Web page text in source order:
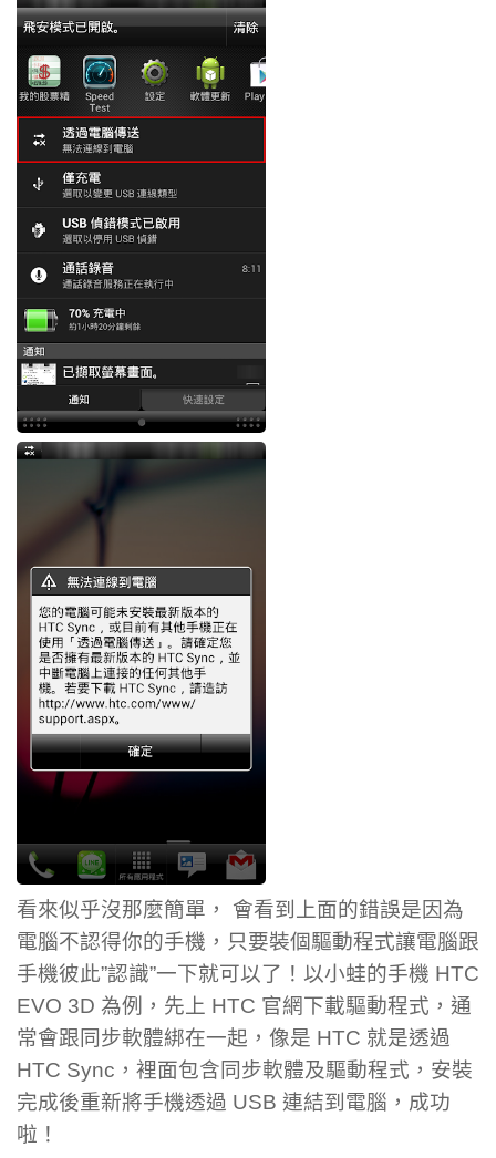
看來似乎沒那麼簡單， 會看到上面的錯誤是因為
電腦不認得你的手機，只要裝個驅動程式讓電腦跟
手機彼此”認識”一下就可以了！以小蛙的手機 HTC
EVO 3D 為例，先上 HTC 官網下載驅動程式，通
常會跟同步軟體綁在一起，像是 HTC 就是透過
HTC Sync，裡面包含同步軟體及驅動程式，安裝
完成後重新將手機透過 USB 連結到電腦，成功
啦！